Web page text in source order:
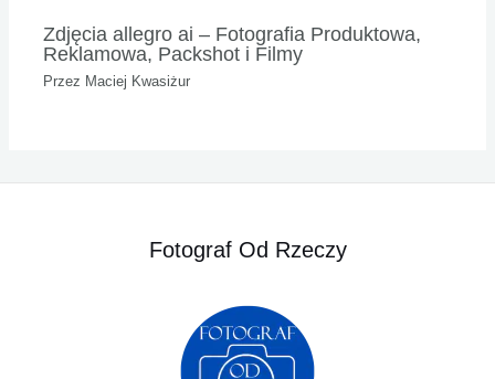
Zdjęcia allegro ai – Fotografia Produktowa,
Reklamowa, Packshot i Filmy
Przez Maciej Kwasiżur
Fotograf Od Rzeczy